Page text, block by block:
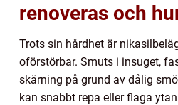
renoveras och
Trots sin hårdhet är
oförstörbar. Smuts i insuget,
skärning på grund av dålig
kan snabbt repa eller flaga